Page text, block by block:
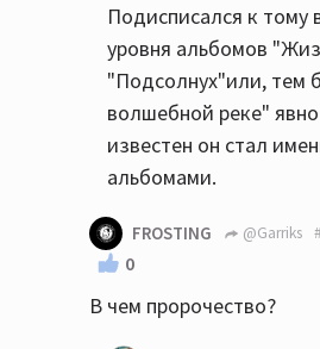
Подисписался к тому
уровня альбомов
"Подсолнух"или, тем
волшебной реке"
известен он стал
альбомами.
FROSTING @Garriks
0
В чем пророчество?